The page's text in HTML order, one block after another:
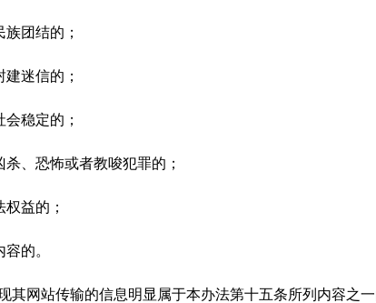
团结的；
迷信的；
稳定的；
、恐怖或者教唆犯罪的；
益的；
的。
站传输的信息明显属于本办法第十五条所列内容之一